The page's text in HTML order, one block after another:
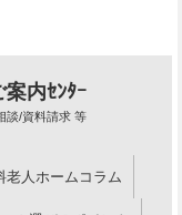
内ｾﾝﾀｰ
談/資料請求 等
老人ホームコラム